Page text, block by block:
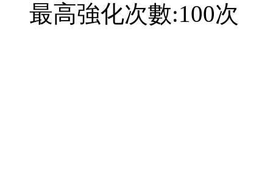
最高強化次數:100次